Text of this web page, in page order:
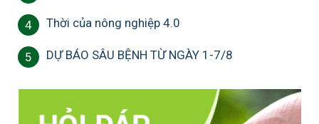
4 Thời của nông nghiệp 4.0
5 DỰ BÁO SÂU BỆNH TỪ NGÀY 1-7/8